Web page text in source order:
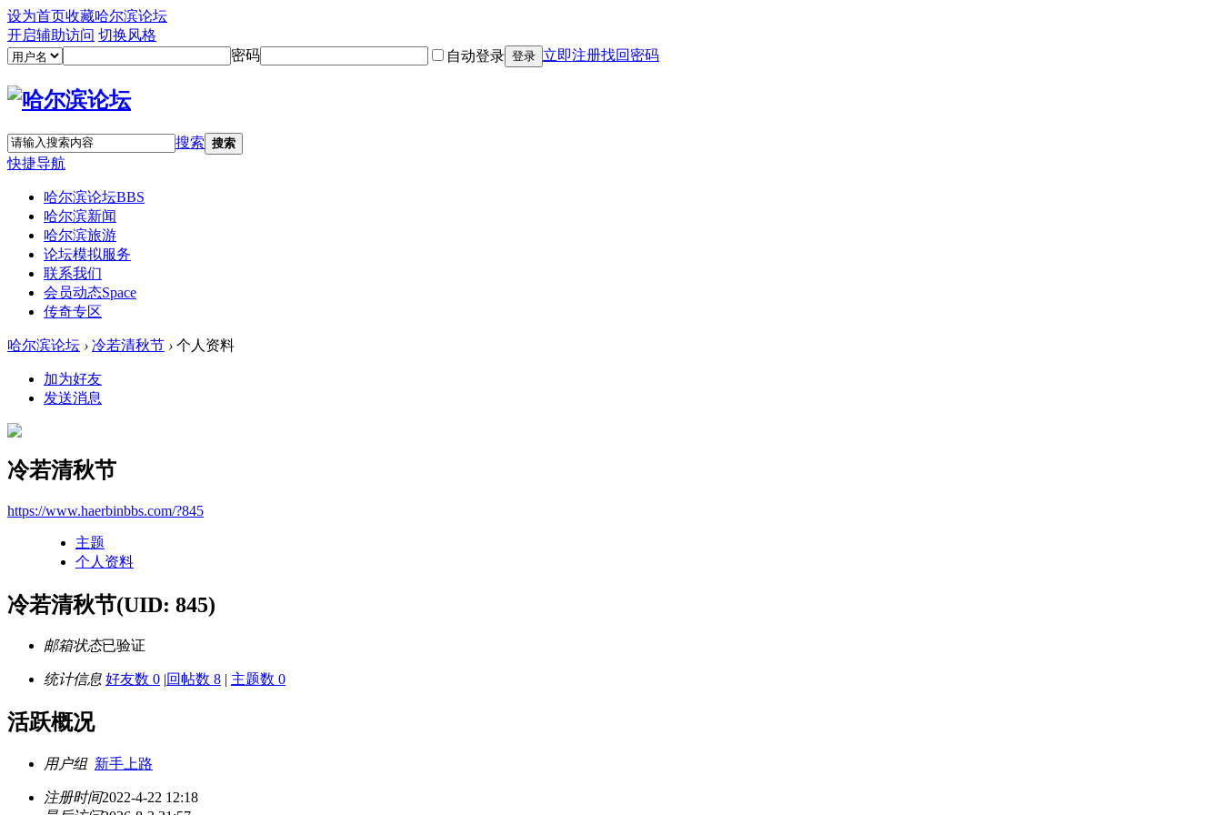
设为首页收藏哈尔滨论坛
开启辅助访问 切换风格
密码
自动登录 登录 立即注册找回密码
搜索 搜索
快捷导航
哈尔滨论坛BBS
哈尔滨新闻
哈尔滨旅游
论坛模拟服务
联系我们
会员动态Space
传奇专区
哈尔滨论坛 › 冷若清秋节 › 个人资料
加为好友
发送消息
冷若清秋节
https://www.haerbinbbs.com/?845
主题
个人资料
冷若清秋节(UID: 845)
邮箱状态已验证
统计信息 好友数 0 |回帖数 8 | 主题数 0
活跃概况
用户组 新手上路
注册时间2022-4-22 12:18